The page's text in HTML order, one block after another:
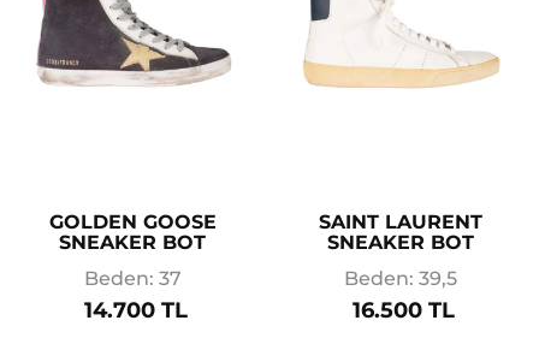
GOLDEN GOOSE
SNEAKER BOT
Beden: 37
14.700 TL
SAINT LAURENT
SNEAKER BOT
Beden: 39,5
16.500 TL